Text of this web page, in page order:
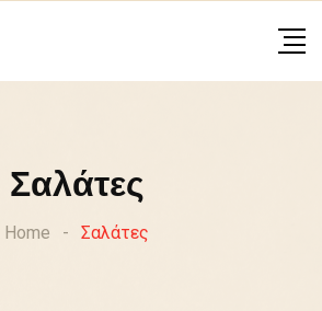
Σαλάτες
Home - Σαλάτες